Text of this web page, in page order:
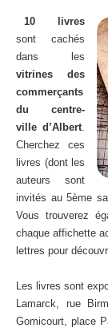
10 livres
sont cachés
dans les
vitrines des
commerçants
du centre-
ville d’Albert.
Cherchez ces
livres (dont les
auteurs sont
invités au 5ème
Vous trouverez
chaque affichette
lettres pour
Les livres sont
Lamarck, rue
Gomicourt, place